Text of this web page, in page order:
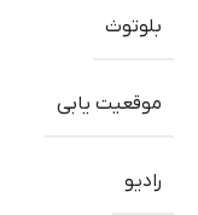
بلوتوث
موقعیت یابی
رادیو